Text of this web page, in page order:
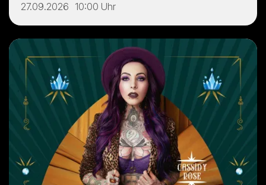
27.09.2026 10:00 Uhr